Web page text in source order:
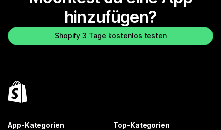
hinzufügen?
Shopify 3 Tage kostenlos testen
App-Kategorien Top-Kategorien